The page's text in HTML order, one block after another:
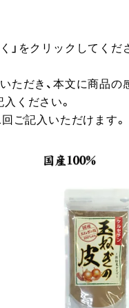
」をクリックしてくだ
ただき、本文に商品の
ください。
ご記入いただけます。